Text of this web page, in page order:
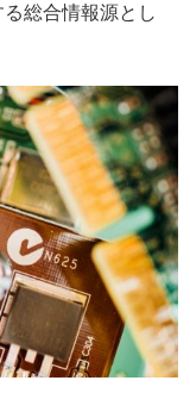
総合情報源とし